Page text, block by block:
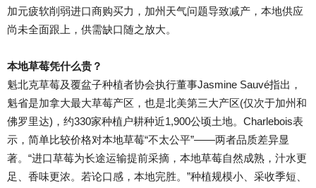
加元疲软削弱进口商购买力，加州天气问题导致减产，本地供应
尚未全面跟上，供需缺口随之放大。
本地草莓凭什么贵？
魁北克草莓及覆盆子种植者协会执行董事Jasmine Sauvé指出，
魁省是加拿大最大草莓产区，也是北美第三大产区(仅次于加州和
佛罗里达)，约330家种植户耕种近1,900公顷土地。Charlebois表
示，简单比较价格对本地草莓“不太公平”——两者品质差异显
著。“进口草莓为长途运输提前采摘，本地草莓自然成熟，汁水更
足、香味更浓。若论口感，本地完胜。”种植规模小、采收季短、